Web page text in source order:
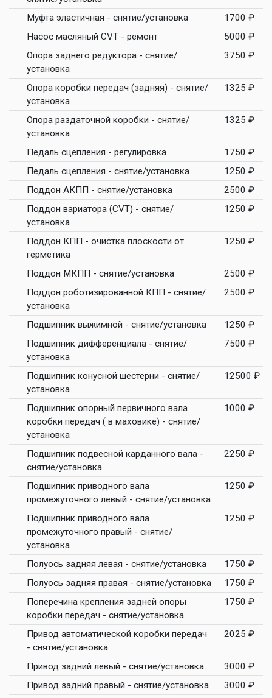
Муфта эластичная - снятие/установка
1700 ₽
Насос масляный CVT - ремонт
5000 ₽
Опора заднего редуктора - снятие/
установка
3750 ₽
Опора коробки передач (задняя) - снятие/
установка
1325 ₽
Опора раздаточной коробки - снятие/
установка
1325 ₽
Педаль сцепления - регулировка
1750 ₽
Педаль сцепления - снятие/установка
1250 ₽
Поддон АКПП - снятие/установка
2500 ₽
Поддон вариатора (CVT) - снятие/
установка
1250 ₽
Поддон КПП - очистка плоскости от
герметика
1250 ₽
Поддон МКПП - снятие/установка
2500 ₽
Поддон роботизированной КПП - снятие/
установка
2500 ₽
Подшипник выжимной - снятие/установка
1250 ₽
Подшипник дифференциала - снятие/
установка
7500 ₽
Подшипник конусной шестерни - снятие/
установка
12500 ₽
Подшипник опорный первичного вала
коробки передач ( в маховике) - снятие/
установка
1000 ₽
Подшипник подвесной карданного вала -
снятие/установка
2250 ₽
Подшипник приводного вала
промежуточного левый - снятие/установка
1250 ₽
Подшипник приводного вала
промежуточного правый - снятие/
установка
1250 ₽
Полуось задняя левая - снятие/установка
1750 ₽
Полуось задняя правая - снятие/установка
1750 ₽
Поперечина крепления задней опоры
коробки передач - снятие/установка
1750 ₽
Привод автоматической коробки передач
- снятие/установка
2025 ₽
Привод задний левый - снятие/установка
3000 ₽
Привод задний правый - снятие/установка
3000 ₽